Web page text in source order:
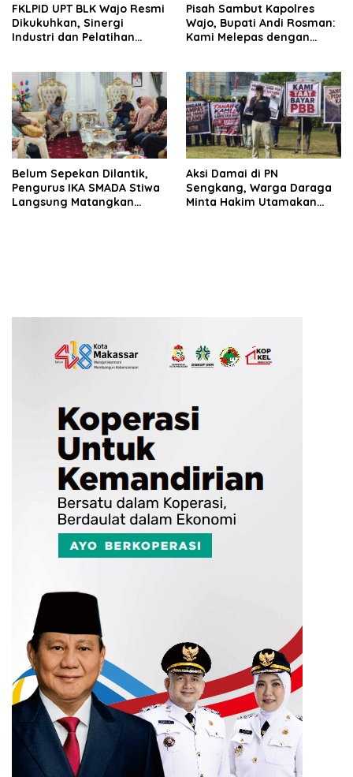
FKLPID UPT BLK Wajo Resmi
Dikukuhkan, Sinergi
Industri dan Pelatihan
Pisah Sambut Kapolres
Wajo, Bupati Andi Rosman:
Kami Melepas dengan
Belum Sepekan Dilantik,
Pengurus IKA SMADA Stiwa
Langsung Matangkan
Aksi Damai di PN
Sengkang, Warga Daraga
Minta Hakim Utamakan